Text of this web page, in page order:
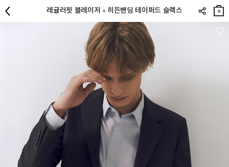
레귤러핏 블레이저 + 히든밴딩 테이퍼드 슬랙스
장바
구니
0